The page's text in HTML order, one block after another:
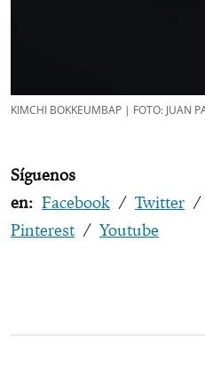
KIMCHI BOKKEUMBAP | FOTO: JUAN
Síguenos
en: Facebook / Twitter /
Pinterest / Youtube